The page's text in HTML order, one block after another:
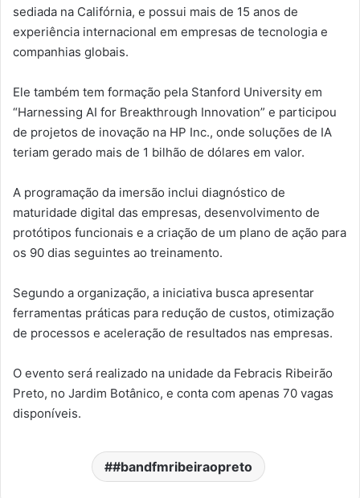
sediada na Califórnia, e possui mais de 15 anos de
experiência internacional em empresas de tecnologia e
companhias globais.
Ele também tem formação pela Stanford University em
“Harnessing AI for Breakthrough Innovation” e participou
de projetos de inovação na HP Inc., onde soluções de IA
teriam gerado mais de 1 bilhão de dólares em valor.
A programação da imersão inclui diagnóstico de
maturidade digital das empresas, desenvolvimento de
protótipos funcionais e a criação de um plano de ação para
os 90 dias seguintes ao treinamento.
Segundo a organização, a iniciativa busca apresentar
ferramentas práticas para redução de custos, otimização
de processos e aceleração de resultados nas empresas.
O evento será realizado na unidade da Febracis Ribeirão
Preto, no Jardim Botânico, e conta com apenas 70 vagas
disponíveis.
#bandfmribeiraopreto